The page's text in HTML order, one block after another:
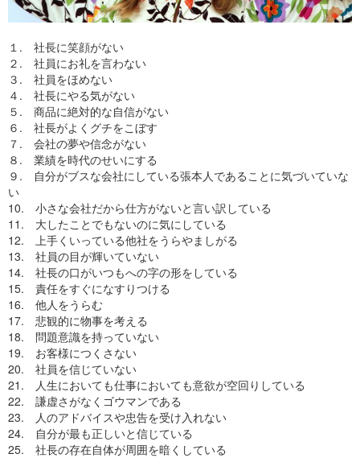
１. 社長に笑顔がない
２. 社員にお礼を言わない
３. 社員をほめない
４. 社長にやる気がない
５. 商品に絶対的な自信がない
６. 社長がよくグチをこぼす
７. 会社の夢や信念がない
８. 業績を時代のせいにする
９. 自分がブスな会社にしている張本人であることに気づいていな
い
10. 小さな会社だから仕方がないと言い訳している
11. 大したことでもないのに気にしている
12. 上手くいっている他社をうらやましがる
13. 社員の目が輝いていない
14. 社長の口がいつもへの字の形をしている
15. 責任をすぐになすりつける
16. 他人をうらむ
17. 悲観的に物事を考える
18. 問題意識を持っていない
19. お客様につくさない
20. 社員を信じていない
21. 人生においても仕事においても意欲が空回りしている
22. 謙虚さがなくゴウマンである
23. 人のアドバイスや忠告を受け入れない
24. 自分が最も正しいと信じている
25. 社長の存在自体が周囲を暗くしている